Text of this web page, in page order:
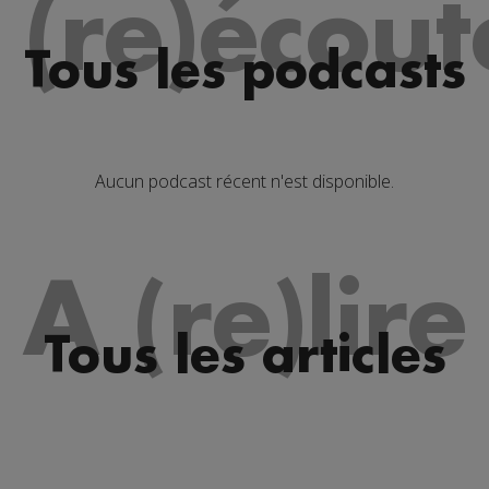
Tous les podcasts
Aucun podcast récent n'est disponible.
A (re)lire
Tous les articles